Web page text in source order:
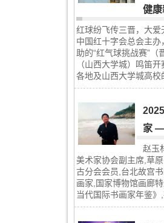
健
红球纷飞传三晋，大
中国红十字会总会主
助的“红气球挑战赛”
（山西大学城）鸣笛
各地及山西大学城高校
家
赵玉
美术家协会副主席,草
古分会会员,台北故宫
画家,国家博物馆画廊
当代国际书画家年鉴》